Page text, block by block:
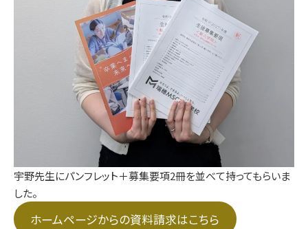
宇野先生にパンフレット＋募集要項2冊を並べて持ってもらいま
した。
ホームページからの資料請求はこちら